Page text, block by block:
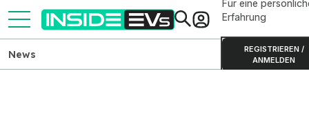
Für eine
Erfahrung
REGISTRIEREN /
ANMELDEN
News